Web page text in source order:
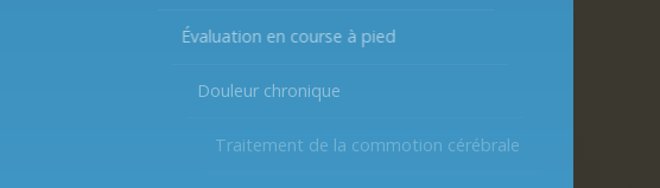
Évaluation en course à pied
Douleur chronique
Traitement de la commotion cérébrale